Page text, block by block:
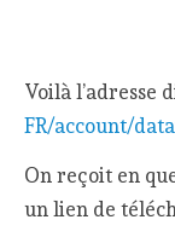
Voilà l’adresse
FR/account/
On reçoit en
un lien de